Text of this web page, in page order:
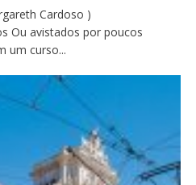
Cardoso )
Ou avistados por poucos
um curso...